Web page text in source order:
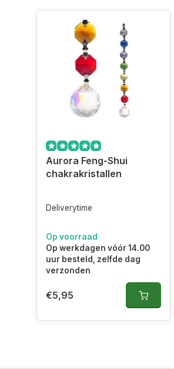
Aurora Feng-Shui
chakrakristallen
Deliverytime
Op voorraad
Op werkdagen vóór 14.00
uur besteld, zelfde dag
verzonden
€5,95